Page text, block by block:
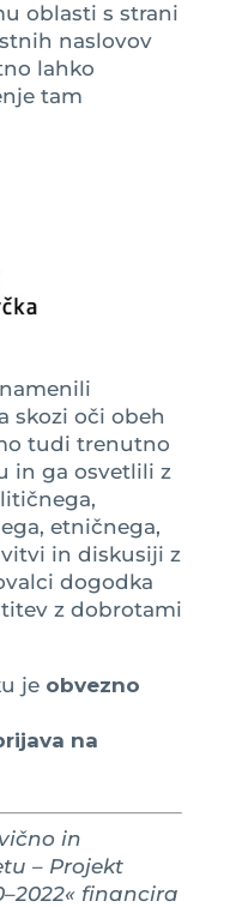
oblasti s strani
naslovov
lahko
tam
skozi oči obeh
tudi trenutno
in ga osvetlili z
etničnega,
in diskusiji z
dogodka
z dobrotami
je obvezno
na
in
– Projekt
financira